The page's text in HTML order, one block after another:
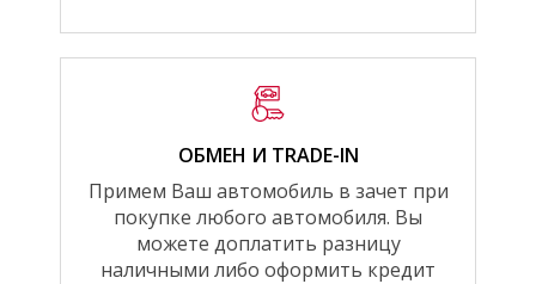
ОБМЕН И TRADE-IN
Примем Ваш автомобиль в зачет при
покупке любого автомобиля. Вы
можете доплатить разницу
наличными либо оформить кредит